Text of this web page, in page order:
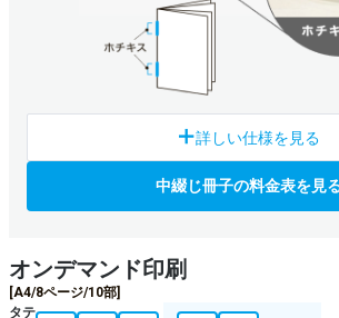
中綴じは、二つ折りにした紙の折り目部分
で、ページ数の少ないドキュメントに最適
仕上サイズ・向き
（※縦以外はオフセットのみ）
部数
詳しい仕様を見る
中綴じ冊子の料金表を見
オンデマンド印刷
[A4/8ページ/10部]
タテ